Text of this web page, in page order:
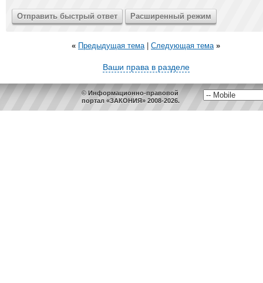
« Предыдущая тема| Следующая тема »
Ваши права в разделе
© Информационно-правовой
портал «ЗАКОНИЯ» 2008-2026.